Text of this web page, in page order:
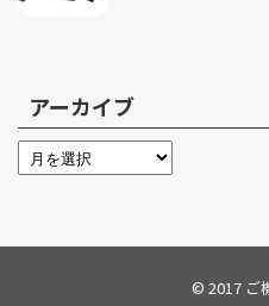
アーカイブ
© 2017 ご